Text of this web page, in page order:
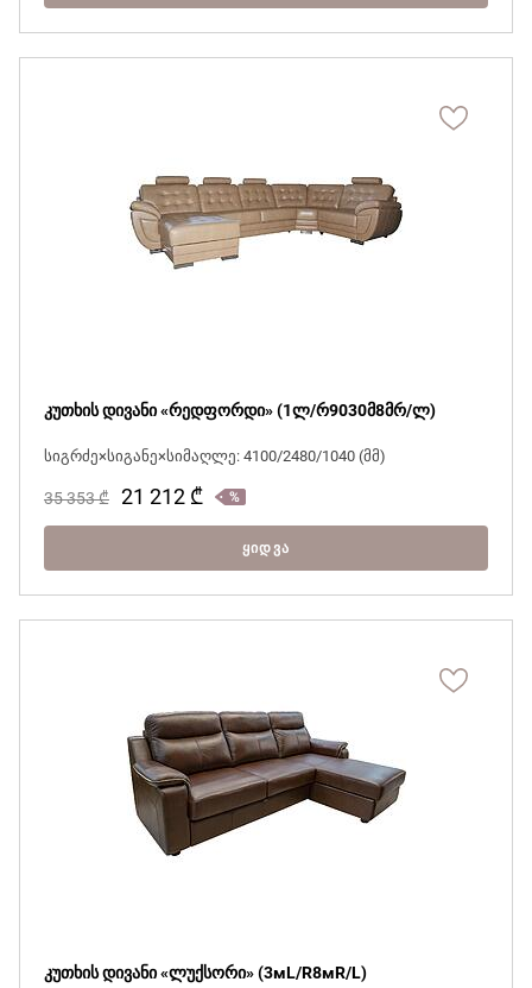
კუთხის დივანი «რედფორდი» (1ლ/რ9030მ8მრ/ლ)
სიგრძე×სიგანე×სიმაღლე: 4100/2480/1040 (მმ)
35 353₾ 21 212 ₾
ᲧᲘᲓᲕᲐ
კუთხის დივანი «ლუქსორი» (3мL/R8мR/L)